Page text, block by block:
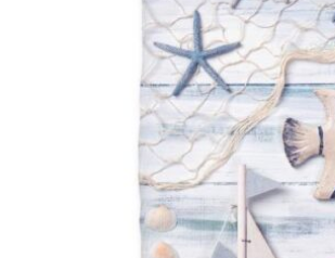
Rood
Oranje
Geel